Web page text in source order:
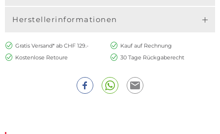
Herstellerinformationen
Gratis Versand* ab CHF 129.-
Kauf auf Rechnung
Kostenlose Retoure
30 Tage Rückgaberecht